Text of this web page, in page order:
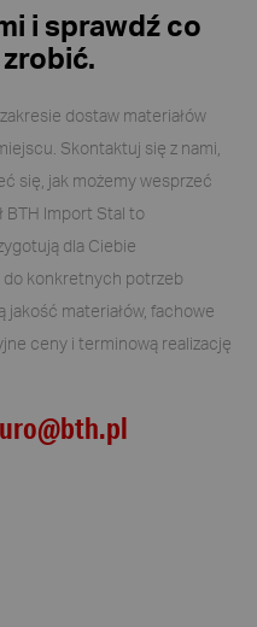
i sprawdź co
dostaw materiałów
Skontaktuj się z nami,
się, jak możemy wesprzeć
BTH Import Stal to
dla Ciebie
do konkretnych potrzeb
jakość materiałów, fachowe
ceny i terminową realizację